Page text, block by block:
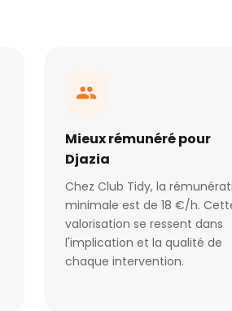
Mieux rémunéré pour
Djazia
Chez Club Tidy, la
minimale est de 18 €/h.
valorisation se ressent dans
l'implication et la qualité de
chaque intervention.